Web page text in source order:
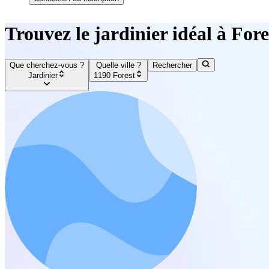
Trouvez le jardinier idéal à
Que cherchez-vous ?
Jardinier
Quelle ville ?
1190 Forest
Rechercher